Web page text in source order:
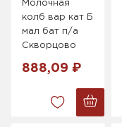
Молочная
колб вар кат Б
мал бат п/а
Скворцово
888,09 ₽